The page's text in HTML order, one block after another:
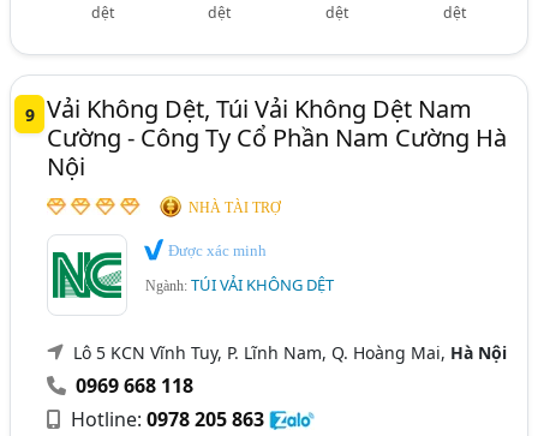
dệt
dệt
dệt
dệt
9 Vải Không Dệt, Túi Vải Không Dệt Nam
Cường - Công Ty Cổ Phần Nam Cường Hà
Nội
NHÀ TÀI TRỢ
Được xác minh
Ngành:TÚI VẢI KHÔNG DỆT
Lô 5 KCN Vĩnh Tuy, P. Lĩnh Nam, Q. Hoàng Mai, Hà Nội
0969 668 118
Hotline:0978 205 863